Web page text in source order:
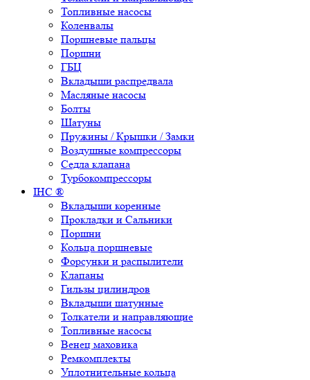
Топливные насосы
Коленвалы
Поршневые пальцы
Поршни
ГБЦ
Вкладыши распредвала
Масляные насосы
Болты
Шатуны
Пружины / Крышки / Замки
Воздушные компрессоры
Седла клапана
Турбокомпрессоры
IHC ®
Вкладыши коренные
Прокладки и Сальники
Поршни
Кольца поршневые
Форсунки и распылители
Клапаны
Гильзы цилиндров
Вкладыши шатунные
Толкатели и направляющие
Топливные насосы
Венец маховика
Ремкомплекты
Уплотнительные кольца